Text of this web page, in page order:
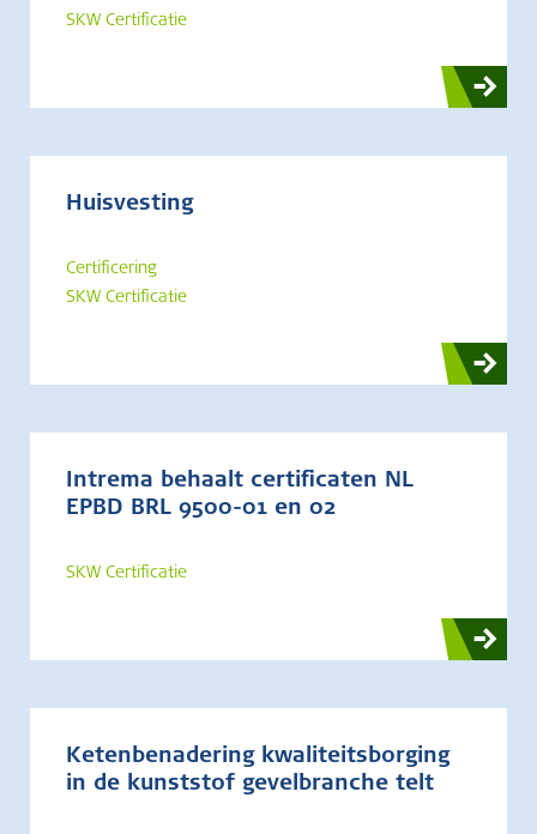
SKW Certificatie
Huisvesting
Certificering
SKW Certificatie
Intrema behaalt certificaten NL
EPBD BRL 9500-01 en 02
SKW Certificatie
Ketenbenadering kwaliteitsborging
in de kunststof gevelbranche telt